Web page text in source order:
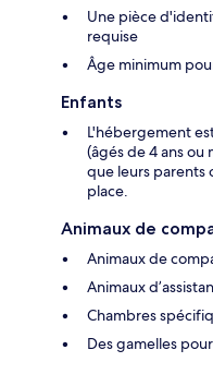
Une pièce
requise
Âge minimum
Enfants
L'hébergement
(âgés de 4 ans
que leurs parents
place.
Animaux de
Animaux de
Animaux
Chambres
Des gamelles